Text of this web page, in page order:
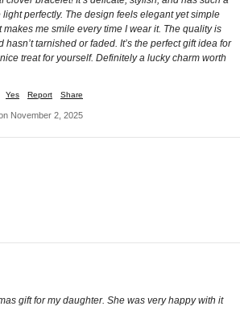
perfectly. The design feels elegant yet simple
me smile every time I wear it. The quality is
tarnished or faded. It’s the perfect gift idea for
treat for yourself. Definitely a lucky charm worth
Yes Report Share
November 2, 2025
gift for my daughter. She was very happy with it